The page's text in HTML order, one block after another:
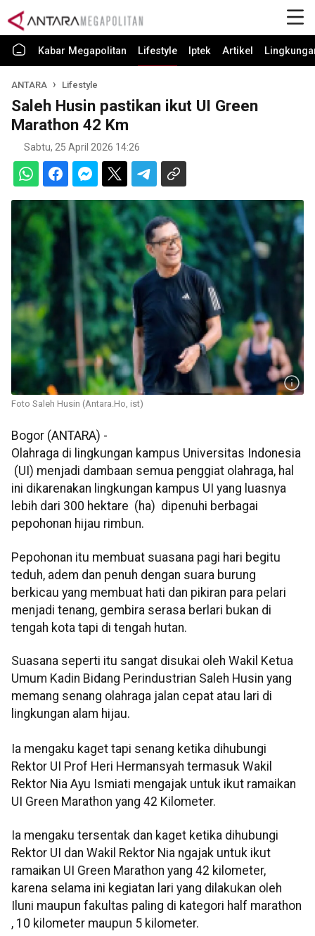
Kabar Megapolitan Lifestyle Iptek Artikel
ANTARA Lifestyle
Saleh Husin pastikan ikut UI Green
Marathon 42 Km
Sabtu, 25 April 2026 14:26
Foto Saleh Husin (Antara.Ho, ist)
Bogor (ANTARA) -
Olahraga di lingkungan kampus Universitas Indonesia
(UI) menjadi dambaan semua penggiat olahraga, hal
ini dikarenakan lingkungan kampus UI yang luasnya
lebih dari 300 hektare (ha) dipenuhi berbagai
pepohonan hijau rimbun.
Pepohonan itu membuat suasana pagi hari begitu
teduh, adem dan penuh dengan suara burung
berkicau yang membuat hati dan pikiran para pelari
menjadi tenang, gembira serasa berlari bukan di
tengah kota tapi di tengah hutan.
Suasana seperti itu sangat disukai oleh Wakil Ketua
Umum Kadin Bidang Perindustrian Saleh Husin yang
memang senang olahraga jalan cepat atau lari di
lingkungan alam hijau.
Ia mengaku kaget tapi senang ketika dihubungi
Rektor UI Prof Heri Hermansyah termasuk Wakil
Rektor Nia Ayu Ismiati mengajak untuk ikut ramaikan
UI Green Marathon yang 42 Kilometer.
Ia mengaku tersentak dan kaget ketika dihubungi
Rektor UI dan Wakil Rektor Nia ngajak untuk ikut
ramaikan UI Green Marathon yang 42 kilometer,
karena selama ini kegiatan lari yang dilakukan oleh
Iluni maupun fakultas paling di kategori half marathon
, 10 kilometer maupun 5 kilometer.